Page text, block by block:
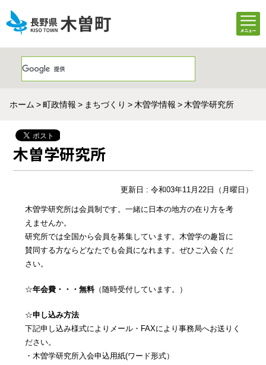
ホーム 町政情報 まちづくり 木曽学情報 木曽学研究所
木曽学研究所
更新日 : 令和03年11月22日（月曜日）
木曽学研究所は会員制です。一緒に日本の地方の在り方を考
えませんか。
研究所では全国から会員を募集しています。木曽学の趣旨に
賛同する方ならどなたでも会員になれます。ぜひご入会くだ
さい。
☆年会費・・・無料（随時受付しています。）
☆申し込み方法
下記申し込み様式によりメール・FAXにより事務局へお送りく
ださい。
・木曽学研究所入会申込用紙(ワード形式）